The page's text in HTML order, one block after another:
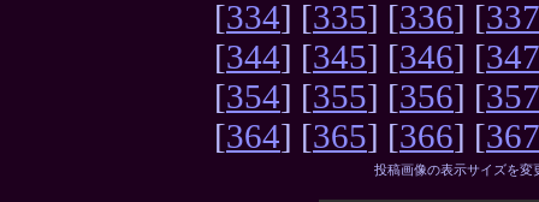
[334] [335] [336] [337
[344] [345] [346] [347
[354] [355] [356] [357
[364] [365] [366] [367
投稿画像の表示サイズを変